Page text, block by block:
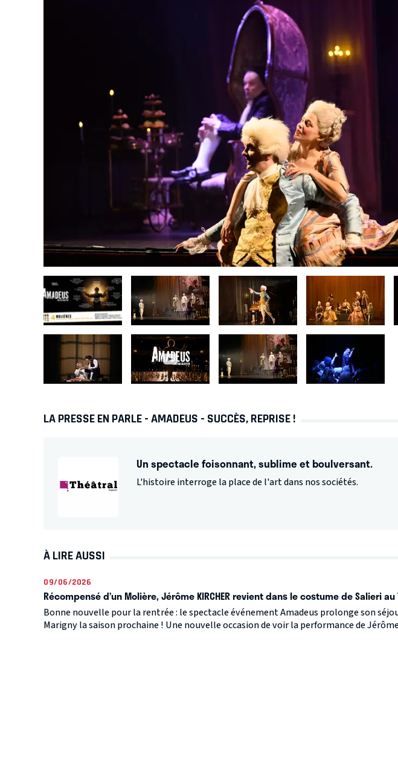
LA PRESSE EN PARLE - AMADEUS - SUCCÈS, REPRISE !
Un spectacle foisonnant, sublime et boulversant.
L'histoire interroge la place de l'art dans nos sociétés.
À LIRE AUSSI
09/06/2026
Récompensé d’un Molière, Jérôme KIRCHER revient dans le costume de Salieri
Bonne nouvelle pour la rentrée : le spectacle événement Amadeus prolonge son
Marigny la saison prochaine ! Une nouvelle occasion de voir la performance de